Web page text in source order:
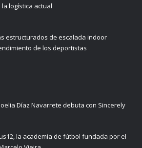
logística actual
estructurados de escalada indoor
de los deportistas
Díaz Navarrete debuta con Sincerely
la academia de fútbol fundada por el